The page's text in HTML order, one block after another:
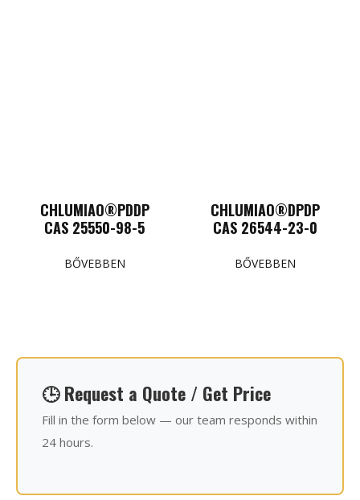
CHLUMIAO®PDDP
CAS 25550-98-5
BŐVEBBEN
CHLUMIAO®DPDP
CAS 26544-23-0
BŐVEBBEN
🕒 Request a Quote / Get Price
Fill in the form below — our team responds within
24 hours.